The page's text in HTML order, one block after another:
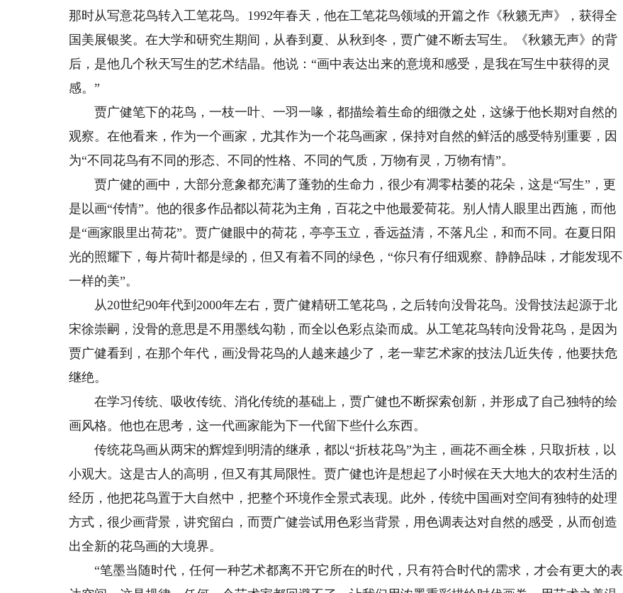
那时从写意花鸟转入工笔花鸟。1992年春天，他在工笔花鸟领域的开篇之作《秋籁无声》，获得全
国美展银奖。在大学和研究生期间，从春到夏、从秋到冬，贾广健不断去写生。《秋籁无声》的背
后，是他几个秋天写生的艺术结晶。他说：“画中表达出来的意境和感受，是我在写生中获得的灵
感。”
贾广健笔下的花鸟，一枝一叶、一羽一喙，都描绘着生命的细微之处，这缘于他长期对自然的
观察。在他看来，作为一个画家，尤其作为一个花鸟画家，保持对自然的鲜活的感受特别重要，因
为“不同花鸟有不同的形态、不同的性格、不同的气质，万物有灵，万物有情”。
贾广健的画中，大部分意象都充满了蓬勃的生命力，很少有凋零枯萎的花朵，这是“写生”，更
是以画“传情”。他的很多作品都以荷花为主角，百花之中他最爱荷花。别人情人眼里出西施，而他
是“画家眼里出荷花”。贾广健眼中的荷花，亭亭玉立，香远益清，不落凡尘，和而不同。在夏日阳
光的照耀下，每片荷叶都是绿的，但又有着不同的绿色，“你只有仔细观察、静静品味，才能发现不
一样的美”。
从20世纪90年代到2000年左右，贾广健精研工笔花鸟，之后转向没骨花鸟。没骨技法起源于北
宋徐崇嗣，没骨的意思是不用墨线勾勒，而全以色彩点染而成。从工笔花鸟转向没骨花鸟，是因为
贾广健看到，在那个年代，画没骨花鸟的人越来越少了，老一辈艺术家的技法几近失传，他要扶危
继绝。
在学习传统、吸收传统、消化传统的基础上，贾广健也不断探索创新，并形成了自己独特的绘
画风格。他也在思考，这一代画家能为下一代留下些什么东西。
传统花鸟画从两宋的辉煌到明清的继承，都以“折枝花鸟”为主，画花不画全株，只取折枝，以
小观大。这是古人的高明，但又有其局限性。贾广健也许是想起了小时候在天大地大的农村生活的
经历，他把花鸟置于大自然中，把整个环境作全景式表现。此外，传统中国画对空间有独特的处理
方式，很少画背景，讲究留白，而贾广健尝试用色彩当背景，用色调表达对自然的感受，从而创造
出全新的花鸟画的大境界。
“笔墨当随时代，任何一种艺术都离不开它所在的时代，只有符合时代的需求，才会有更大的表